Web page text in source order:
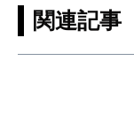
関連記事